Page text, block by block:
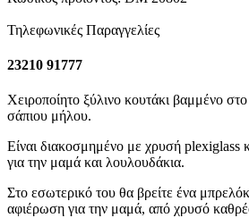
Τηλεφωνικές Παραγγελίες
23210 91777
Χειροποίητο ξύλινο κουτάκι βαμμένο
σάπιου μήλου.
Είναι διακοσμημένο με χρυσή
για την μαμά και λουλουδάκια.
Στο εσωτερικό του θα βρείτε ένα
αφιέρωση για την μαμά, από χρυσό